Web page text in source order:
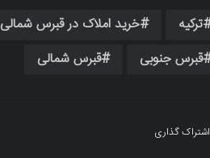
ترکیه خرید املاک در قبرس شمالی
قبرس جنوبی
قبرس شمالی
اشتراک گذاری